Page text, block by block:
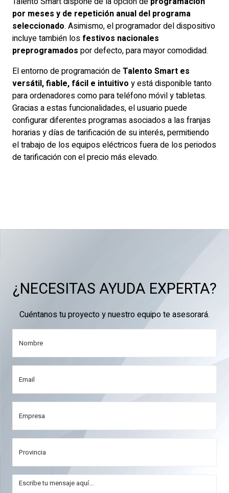
por meses y de repetición anual del programa
seleccionado. Asimismo, el programador del dispositivo
incluye también los festivos nacionales
preprogramados por defecto, para mayor comodidad.
El entorno de programación deTalento Smart es
versátil, fiable, fácil e intuitivo y está disponible tanto
para ordenadores como para teléfono móvil y tabletas.
Gracias a estas funcionalidades, el usuario puede
configurar diferentes programas asociados a las franjas
horarias y días de tarificación de su interés, permitiendo
el trabajo de los equipos eléctricos fuera de los periodos
de tarificación con el precio más elevado.
¿NECESITAS AYUDA EXPERTA?
Cuéntanos tu proyecto y nuestro equipo te asesorará.